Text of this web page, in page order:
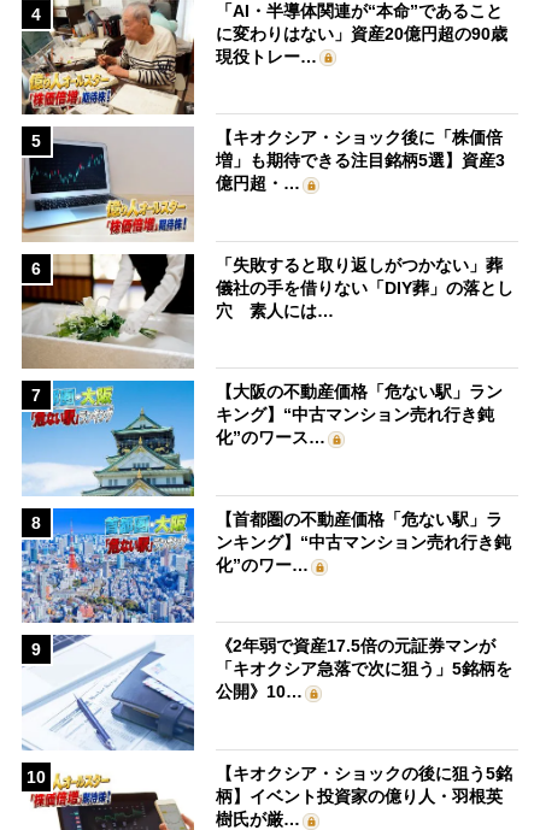
4
「AI・半導体関連が“本命”であること
に変わりはない」資産20億円超の90歳
現役トレー…
5
【キオクシア・ショック後に「株価倍
増」も期待できる注目銘柄5選】資産3
億円超・…
6
「失敗すると取り返しがつかない」葬
儀社の手を借りない「DIY葬」の落とし
穴 素人には…
7
【大阪の不動産価格「危ない駅」ラン
キング】“中古マンション売れ行き鈍
化”のワース…
8
【首都圏の不動産価格「危ない駅」ラ
ンキング】“中古マンション売れ行き鈍
化”のワー…
9
《2年弱で資産17.5倍の元証券マンが
「キオクシア急落で次に狙う」5銘柄を
公開》10…
10
【キオクシア・ショックの後に狙う5銘
柄】イベント投資家の億り人・羽根英
樹氏が厳…